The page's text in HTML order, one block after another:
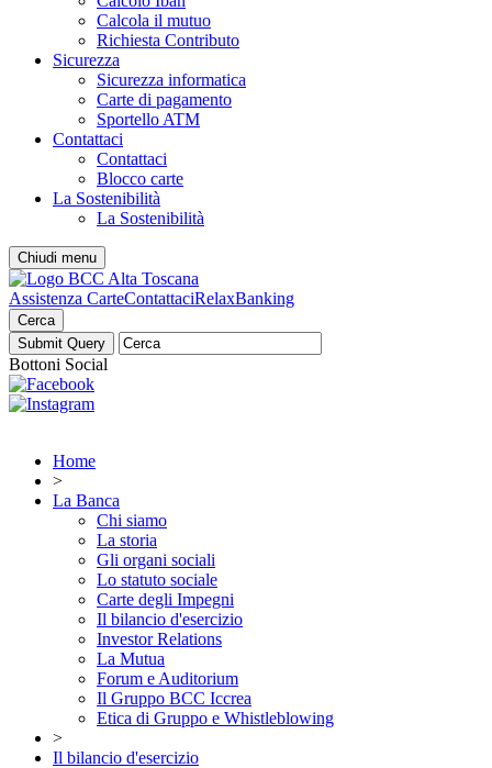
Calcola il mutuo
Richiesta Contributo
Sicurezza
Sicurezza informatica
Carte di pagamento
Sportello ATM
Contattaci
Contattaci
Blocco carte
La Sostenibilità
La Sostenibilità
Chiudi menu
Assistenza CarteContattaciRelaxBanking
Cerca
Bottoni Social
Home
>
La Banca
Chi siamo
La storia
Gli organi sociali
Lo statuto sociale
Carte degli Impegni
Il bilancio d'esercizio
Investor Relations
La Mutua
Forum e Auditorium
Il Gruppo BCC Iccrea
Etica di Gruppo e Whistleblowing
>
Il bilancio d'esercizio